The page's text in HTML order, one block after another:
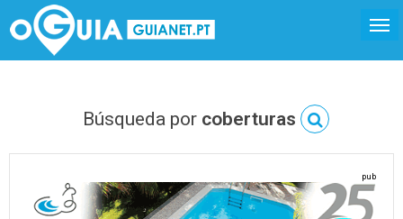
Búsqueda por coberturas
pub